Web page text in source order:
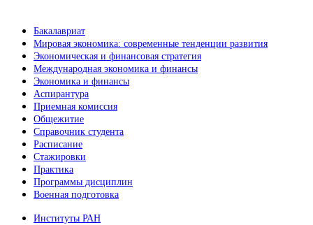
Бакалавриат
Мировая экономика: современные тенденции развития
Экономическая и финансовая стратегия
Международная экономика и финансы
Экономика и финансы
Аспирантура
Приемная комиссия
Общежитие
Справочник студента
Расписание
Стажировки
Практика
Программы дисциплин
Военная подготовка
Институты РАН